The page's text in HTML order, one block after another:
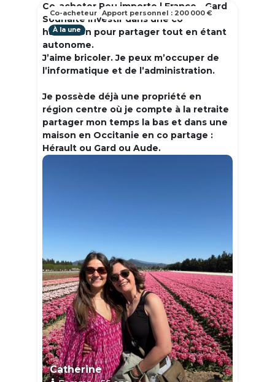
Co-acheter Peu importe | France - Gard
Souhaite investir dans une co
habitation pour partager tout en étant
autonome.
J’aime bricoler. Je peux m’occuper de
l’informatique et de l’administration.
Je possède déjà une propriété en
région centre où je compte à la retraite
partager mon temps la bas et dans une
maison en Occitanie en co partage :
Hérault ou Gard ou Aude.
À la une
Catherine
Co-acheteur Apport personnel : 200 000 €